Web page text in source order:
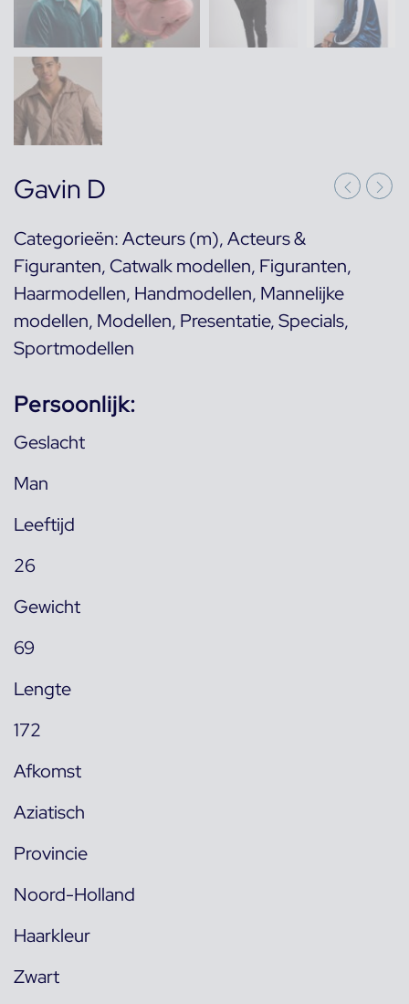
Gavin D
Categorieën:Acteurs (m),Acteurs &
Figuranten, Catwalk modellen, Figuranten,
Haarmodellen, Handmodellen, Mannelijke
modellen, Modellen, Presentatie,Specials,
Sportmodellen
Persoonlijk:
Geslacht
Man
Leeftijd
26
Gewicht
69
Lengte
172
Afkomst
Aziatisch
Provincie
Noord-Holland
Haarkleur
Zwart